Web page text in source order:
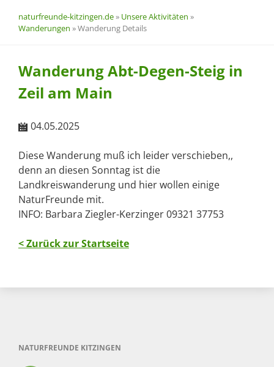
naturfreunde-kitzingen.de» Unsere Aktivitäten »
Wanderungen »Wanderung Details
Wanderung Abt-Degen-Steig in
Zeil am Main
04.05.2025
Diese Wanderung muß ich leider verschieben,,
denn an diesen Sonntag ist die
Landkreiswanderung und hier wollen einige
NaturFreunde mit.
INFO: Barbara Ziegler-Kerzinger 09321 37753
< Zurück zur Startseite
NATURFREUNDE KITZINGEN